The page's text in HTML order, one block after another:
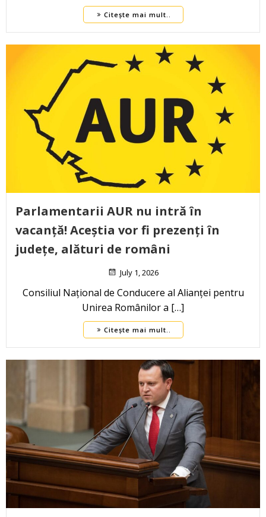
Citește mai mult..
Parlamentarii AUR nu intră în
vacanță! Aceștia vor fi prezenți în
județe, alături de români
July 1, 2026
Consiliul Național de Conducere al Alianței pentru
Unirea Românilor a […]
Citește mai mult..